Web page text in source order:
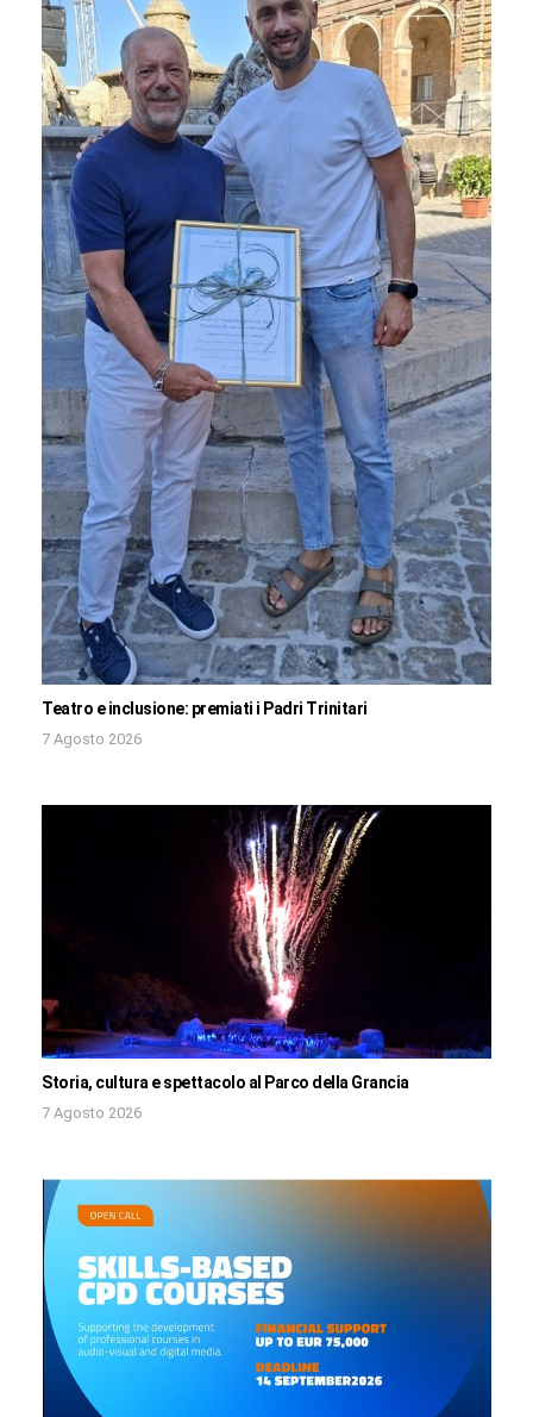
Teatro e inclusione: premiati i Padri Trinitari
7 Agosto 2026
Storia, cultura e spettacolo al Parco della Grancia
7 Agosto 2026